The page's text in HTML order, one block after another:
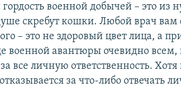
военной добычей – это из
скребут кошки. Любой врач вам
– это не здоровый цвет лица, а
военной авантюры очевидно всем,
все личную ответственность.
за что-либо отвечать